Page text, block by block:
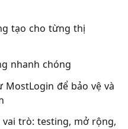
tạo cho từng thị
nhanh chóng
MostLogin để bảo vệ và
trò: testing, mở rộng,